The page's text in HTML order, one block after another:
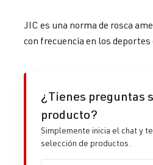
JIC es una norma de rosca
con frecuencia en los deportes
¿Tienes preguntas
producto?
Simplemente inicia el chat y
selección de productos.